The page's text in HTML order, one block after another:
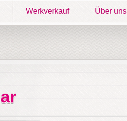
Werkverkauf Über uns